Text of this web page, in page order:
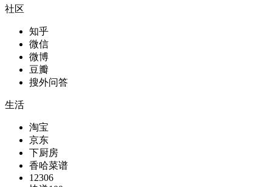
社区
知乎
微信
微博
豆瓣
搜外问答
生活
淘宝
京东
下厨房
香哈菜谱
12306